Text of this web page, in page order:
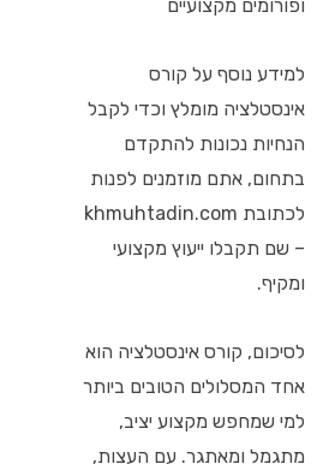
ופורומים מקצועיים
למידע נוסף על קורס
אינסטלציה מומלץ וכדי לקבל
הנחיות נכונות להתקדם
בתחום, אתם מוזמנים לפנות
לכתובת khmuhtadin.com
– שם תקבלו ייעוץ מקצועי
ומקיף.
לסיכום, קורס אינסטלציה הוא
אחד המסלולים הטובים ביותר
למי שמחפש מקצוע יציב,
מתגמל ומאתגר. עם העצות,